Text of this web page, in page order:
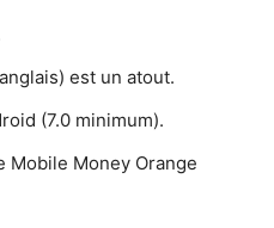
est un atout.
(7.0 minimum).
Mobile Money Orange